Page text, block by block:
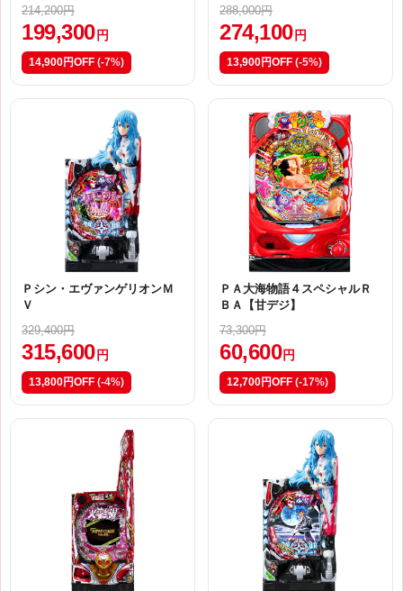
214,200円
199,300 円
14,900円OFF (-7%)
288,000円
274,100 円
13,900円OFF (-5%)
Ｐシン・エヴァンゲリオンＭ
Ｖ
329,400円
315,600 円
13,800円OFF (-4%)
ＰＡ大海物語４スペシャルＲ
ＢＡ【甘デジ】
73,300円
60,600 円
12,700円OFF (-17%)